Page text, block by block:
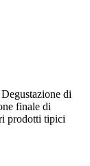
di
finale di
prodotti tipici